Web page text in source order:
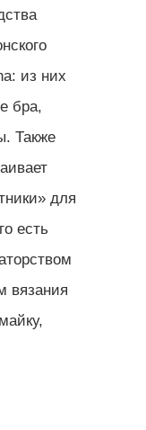
из них
бра,
Также
для
есть
вязания